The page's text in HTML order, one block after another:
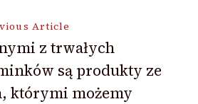
Article
z trwałych
są produkty ze
którymi możemy